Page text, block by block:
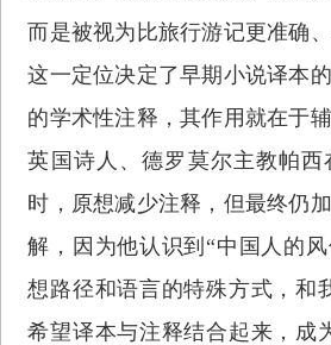
而是被视为比旅行游记更准确
这一定位决定了早期小说译本
的学术性注释，其作用就在于
英国诗人、德罗莫尔主教帕西
时，原想减少注释，但最终仍
解，因为他认识到“中国人的
想路径和语言的特殊方式，和
希望译本与注释结合起来，成